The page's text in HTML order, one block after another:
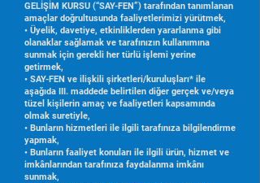
GELİŞİM KURSU (“SAY-FEN”) tarafından tanımlanan
amaçlar doğrultusunda faaliyetlerimizi yürütmek,
• Üyelik, davetiye, etkinliklerden yararlanma gibi
olanaklar sağlamak ve tarafınızın kullanımına
sunmak için gerekli her türlü işlemi yerine
getirmek,
• SAY-FEN ve ilişkili şirketleri/kuruluşları* ile
aşağıda III. maddede belirtilen diğer gerçek ve/veya
tüzel kişilerin amaç ve faaliyetleri kapsamında
olmak suretiyle,
• Bunların hizmetleri ile ilgili tarafınıza bilgilendirme
yapmak,
• Bunların faaliyet konuları ile ilgili ürün, hizmet ve
imkânlarından tarafınıza faydalanma imkânı
sunmak,